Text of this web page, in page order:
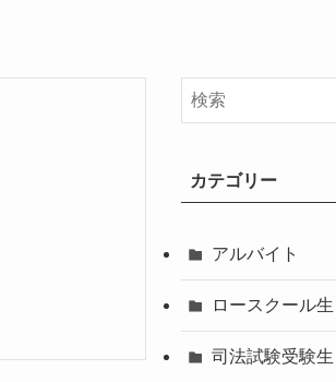
カテゴリー
アルバイト
ロースクール生
司法試験受験生